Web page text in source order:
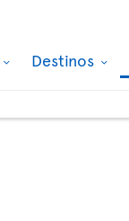
Destinos